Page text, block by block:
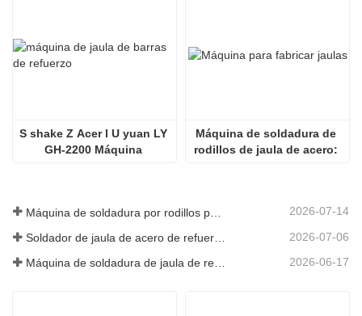
S shake Z Acer l U yuan LY
GH-2200 Máquina
Máquina de soldadura de
rodillos de jaula de acero:
infraestructura.2026-07-14
2026-07-06
2026-06-17